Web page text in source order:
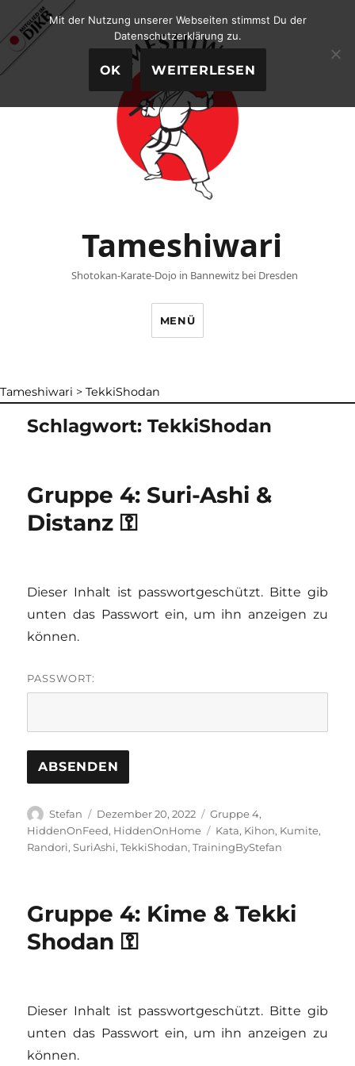
Tameshiwari
Shotokan-Karate-Dojo in Bannewitz bei Dresden
MENÜ
Tameshiwari > TekkiShodan
Schlagwort:TekkiShodan
Gruppe 4: Suri-Ashi &
Distanz ⚿
Dieser Inhalt ist passwortgeschützt. Bitte gib
unten das Passwort ein, um ihn anzeigen zu
können.
PASSWORT:
Autor
Stefan
Veröffentlicht
am
Dezember 20, 2022 Kategorien
Gruppe 4,
HiddenOnFeed, HiddenOnHome Schlagwörter
Kata, Kihon, Kumite,
Randori,SuriAshi,TekkiShodan,TrainingByStefan
Gruppe 4: Kime & Tekki
Shodan ⚿
Dieser Inhalt ist passwortgeschützt. Bitte gib
unten das Passwort ein, um ihn anzeigen zu
können.
Mit der Nutzung unserer Webseiten stimmst Du der
Datenschutzerklärung zu.
OK WEITERLESEN